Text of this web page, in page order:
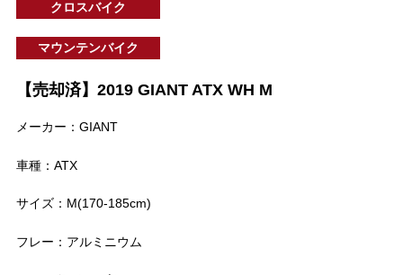
クロスバイク
マウンテンバイク
【売却済】2019 GIANT ATX WH M
メーカー：GIANT
車種：ATX
サイズ：M(170-185cm)
フレー：アルミニウム